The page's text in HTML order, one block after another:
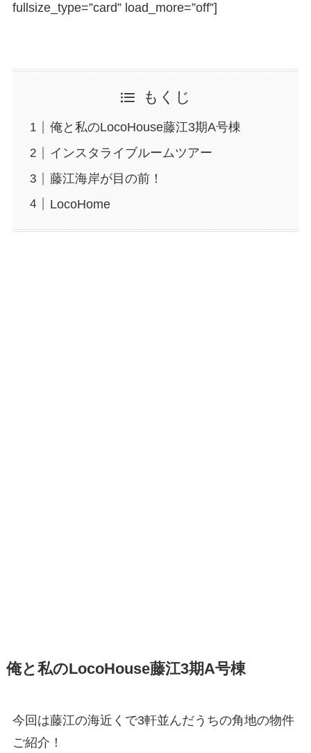
fullsize_type=”card” load_more=”off”]
もくじ
俺と私のLocoHouse藤江3期A号棟
インスタライブルームツアー
藤江海岸が目の前！
LocoHome
俺と私のLocoHouse藤江3期A号棟
今回は藤江の海近くで3軒並んだうちの角地の物件
ご紹介！